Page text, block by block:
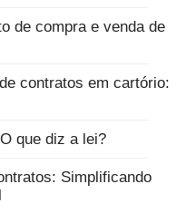
de compra e venda de
contratos em cartório:
que diz a lei?
Simplificando